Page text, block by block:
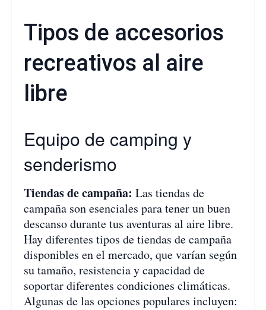
Tipos de accesorios
recreativos al aire
libre
Equipo de camping y
senderismo
Tiendas de campaña: Las tiendas de
campaña son esenciales para tener un buen
descanso durante tus aventuras al aire libre.
Hay diferentes tipos de tiendas de campaña
disponibles en el mercado, que varían según
su tamaño, resistencia y capacidad de
soportar diferentes condiciones climáticas.
Algunas de las opciones populares incluyen: